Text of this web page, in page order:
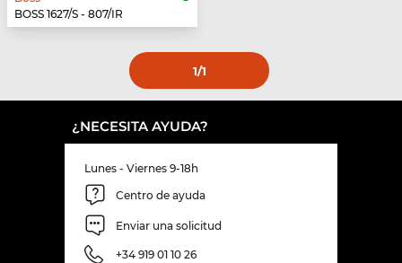
BOSS 1627/S - 807/IR
1/1
¿NECESITA AYUDA?
Lunes - Viernes 9-18h
Centro de ayuda
Enviar una solicitud
+34 919 01 10 26